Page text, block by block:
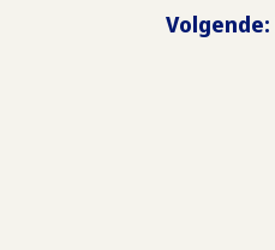
Volgende: